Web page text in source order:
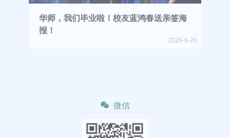
华师，我们毕业啦！校友蓝鸿春送亲签海
报！
2026-6-26
微信